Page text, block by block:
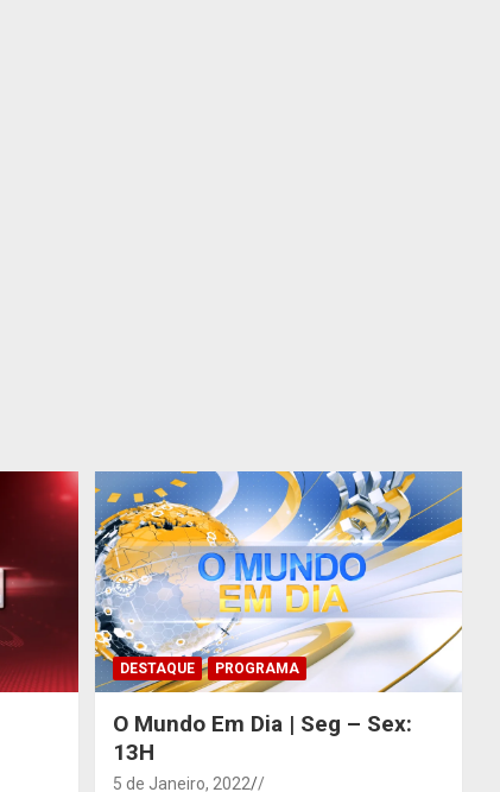
DESTAQUE PROGRAMA
O Mundo Em Dia | Seg – Sex:
13H
5 de Janeiro, 2022 /